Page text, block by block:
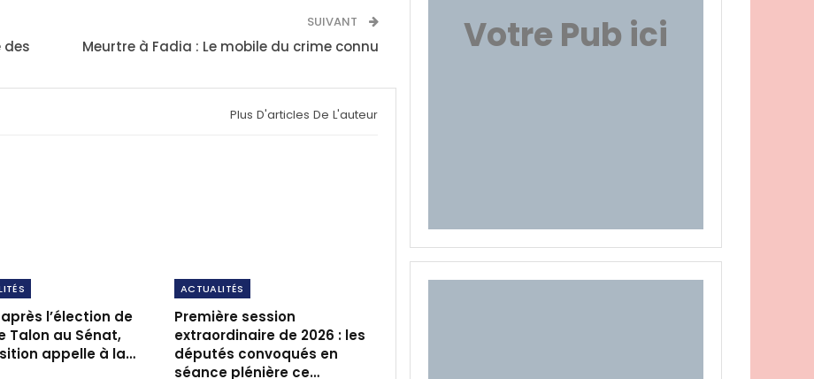
des
SUIVANT
Meurtre à Fadia : Le mobile du crime connu
Plus D'articles De L'auteur
l’élection de
Talon au Sénat,
appelle à la…
ACTUALITÉS
Première session
extraordinaire de 2026 : les
députés convoqués en
séance plénière ce…
Votre Pub ici